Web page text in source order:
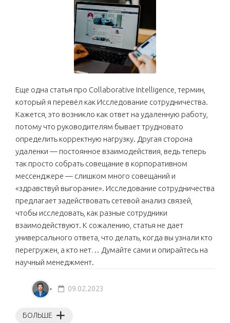
Еще одна статья про Collaborative Intelligence, термин,
который я перевёл как Исследование сотрудничества.
Кажется, это возникло как ответ на удаленную работу,
потому что руководителям бывает трудновато
определить корректную нагрузку. Другая сторона
удаленки — постоянное взаимодействия, ведь теперь
так просто собрать совещание в корпоративном
мессенджере — слишком много совещаний и
«здравствуй выгорание». Исследование сотрудничества
предлагает задействовать сетевой анализ связей,
чтобы исследовать, как разные сотрудники
взаимодействуют. К сожалению, статья не дает
универсального ответа, что делать, когда вы узнали кто
перегружен, а кто нет… Думайте сами и опирайтесь на
научный менеджмент.
БОЛЬШЕ
09.02.2023